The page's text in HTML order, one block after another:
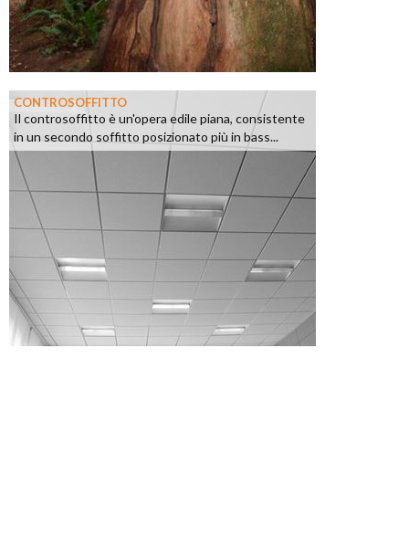
CONTROSOFFITTO
Il controsoffitto è un'opera edile piana, consistente
in un secondo soffitto posizionato più in bass...